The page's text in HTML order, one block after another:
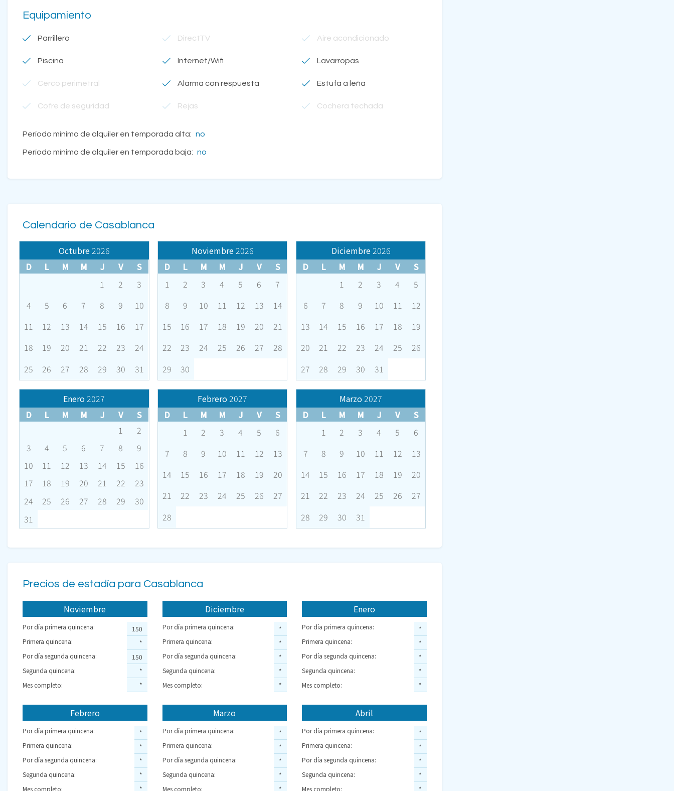
Equipamiento
Parrillero
Piscina
Cerco perimetral
Cofre de seguridad
DirectTV
Internet/Wifi
Alarma con respuesta
Rejas
Aire acondicionado
Lavarropas
Estufa a leña
Cochera techada
Período mínimo de alquiler en temporada alta: no
Período mínimo de alquiler en temporada baja: no
Calendario de Casablanca
Octubre2026
D
L M M J V
S
1
2
3
4
5 6 7 8 9
10
11
12 13 14 15 16
17
18
19 20 21 22 23
24
25
26 27 28 29 30 31
Noviembre2026
D
L M M J V
S
1
2 3 4 5 6
7
8
9 10 11 12 13
14
15
16 17 18 19 20
21
22
23 24 25 26 27
28
29
30
Diciembre2026
D
L M M J V
S
1
2 3 4
5
6
7 8 9 10 11
12
13
14 15 16 17 18
19
20
21 22 23 24 25
26
27
28 29 30 31
Enero2027
D
L M M J V
S
1
2
3
4 5 6 7 8
9
10
11 12 13 14 15
16
17
18 19 20 21 22
23
24
25 26 27 28 29
30
31
Febrero2027
D
L M M J V
S
1
2 3 4 5
6
7
8 9 10 11 12
13
14
15 16 17 18 19
20
21
22 23 24 25 26
27
28
Marzo2027
D
L M M J V
S
1
2 3 4 5
6
7
8 9 10 11 12
13
14
15 16 17 18 19
20
21
22 23 24 25 26
27
28
29 30 31
Precios de estadía para Casablanca
Noviembre
Por día primera quincena:
Primera quincena:
Por día segunda quincena:
Segunda quincena:
Mes completo:
150
*
150
*
*
Diciembre
Por día primera quincena:
Primera quincena:
Por día segunda quincena:
Segunda quincena:
Mes completo:
*
*
*
*
*
Enero
Por día primera quincena:
Primera quincena:
Por día segunda quincena:
Segunda quincena:
Mes completo:
*
*
*
*
*
Febrero
Por día primera quincena:
Primera quincena:
Por día segunda quincena:
Segunda quincena:
Mes completo:
*
*
*
*
*
Marzo
Por día primera quincena:
Primera quincena:
Por día segunda quincena:
Segunda quincena:
Mes completo:
*
*
*
*
*
Abril
Por día primera quincena:
Primera quincena:
Por día segunda quincena:
Segunda quincena:
Mes completo:
*
*
*
*
*